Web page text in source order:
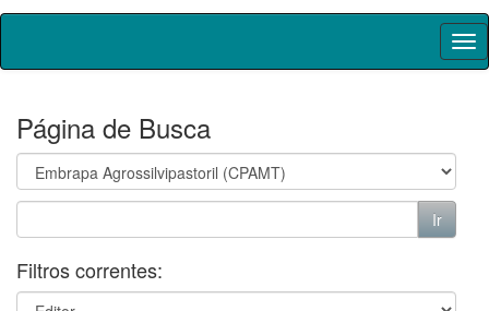
Skip
Página de Busca
Filtros correntes: